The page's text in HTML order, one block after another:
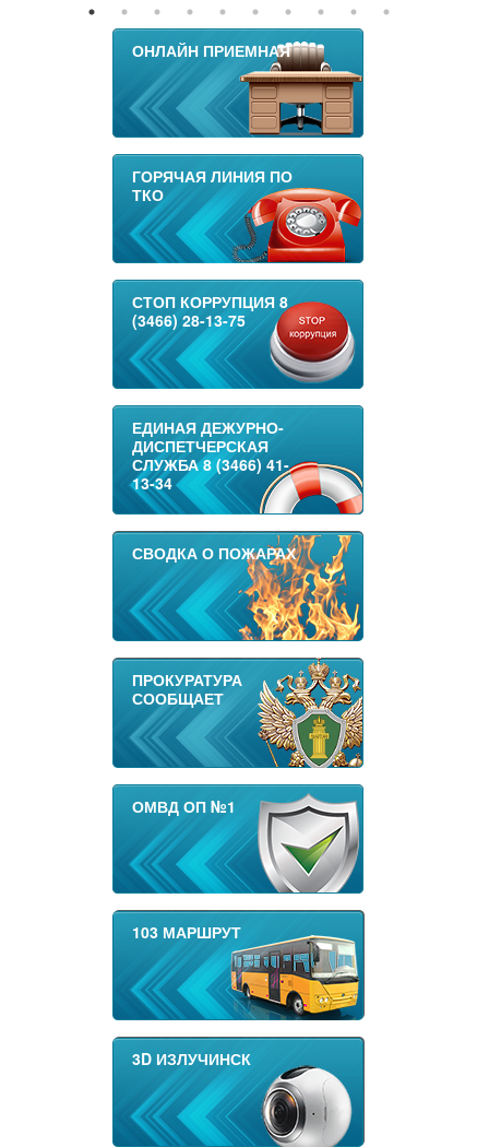
ОНЛАЙН ПРИЕМНАЯ
ГОРЯЧАЯ ЛИНИЯ ПО
ТКО
СТОП КОРРУПЦИЯ 8
(3466) 28-13-75
ЕДИНАЯ ДЕЖУРНО-
ДИСПЕТЧЕРСКАЯ
СЛУЖБА 8 (3466) 41-
13-34
СВОДКА О ПОЖАРАХ
ПРОКУРАТУРА
СООБЩАЕТ
ОМВД ОП №1
103 МАРШРУТ
3D ИЗЛУЧИНСК